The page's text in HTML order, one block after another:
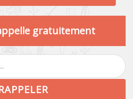
gratuitement